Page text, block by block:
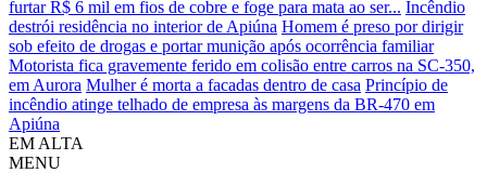
furtar R$ 6 mil em fios de cobre e foge para mata ao ser... Incêndio
destrói residência no interior de Apiúna Homem é preso por dirigir
sob efeito de drogas e portar munição após ocorrência familiar
Motorista fica gravemente ferido em colisão entre carros na SC-350,
em Aurora Mulher é morta a facadas dentro de casa Princípio de
incêndio atinge telhado de empresa às margens da BR-470 em
Apiúna
EM ALTA
MENU